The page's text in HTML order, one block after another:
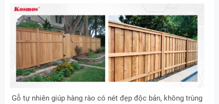
Gỗ tự nhiên giúp hàng rào có nét đẹp độc bản, không trùng